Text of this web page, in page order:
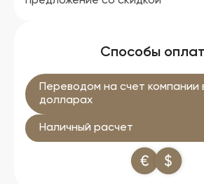
Способы
Переводом на счет компании
долларах
Наличный расчет